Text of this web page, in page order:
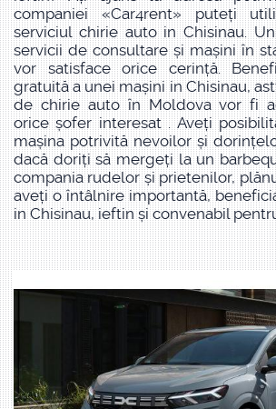
companiei «Car4rent» puteți
serviciul chirie auto in Chisinau.
servicii de consultare și mașini în
vor satisface orice cerință.
gratuită a unei mașini in Chisinau,
de chirie auto în Moldova vor fi
orice șofer interesat . Aveți
mașina potrivită nevoilor și
dacă doriți să mergeți la un
compania rudelor și prietenilor,
aveți o întâlnire importantă,
in Chisinau, ieftin și convenabil